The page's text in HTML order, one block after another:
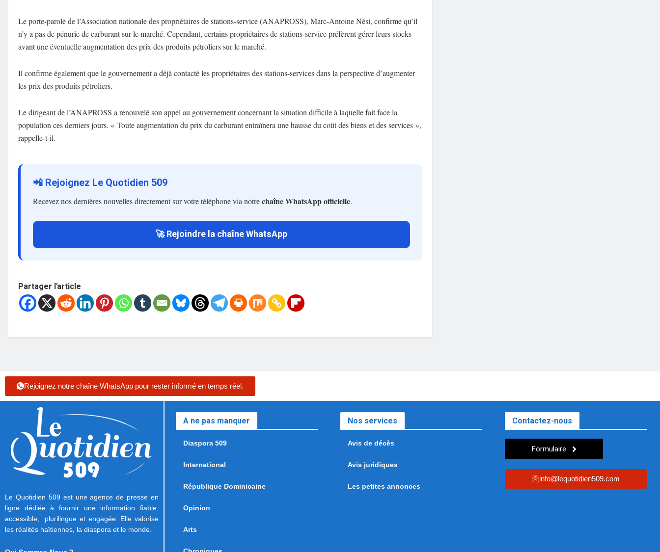
Le porte-parole de l’Association nationale des propriétaires de stations-service (ANAPROSS), Marc-Antoine Nési, confirme qu’il
n’y a pas de pénurie de carburant sur le marché. Cependant, certains propriétaires de stations-service préfèrent gérer leurs stocks
avant une éventuelle augmentation des prix des produits pétroliers sur le marché.
Il confirme également que le gouvernement a déjà contacté les propriétaires des stations-services dans la perspective d’augmenter
les prix des produits pétroliers.
Le dirigeant de l’ANAPROSS a renouvelé son appel au gouvernement concernant la situation difficile à laquelle fait face la
population ces derniers jours. « Toute augmentation du prix du carburant entraînera une hausse du coût des biens et des services »,
rappelle-t-il.
📲 Rejoignez Le Quotidien 509
Recevez nos dernières nouvelles directement sur votre téléphone via notrechaîne WhatsApp officielle.
🚀 Rejoindre la chaîne WhatsApp
Partager l'article
Rejoignez notre chaîne WhatsApp pour rester informé en temps réel.
Le Quotidien 509 est une agence de presse en
ligne dédiée à fournir une information fiable,
accessible, plurilingue et engagée. Elle valorise
les réalités haïtiennes, la diaspora et le monde.
A ne pas manquer
Diaspora 509
International
République Dominicaine
Opinion
Arts
Nos services
Avis de décès
Avis juridiques
Les petites annonces
Contactez-nous
Formulaire
info@lequotidien509.com